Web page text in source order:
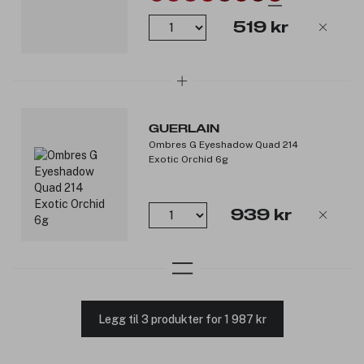
519 kr
GUERLAIN
Ombres G Eyeshadow Quad 214
Exotic Orchid 6g
939 kr
Legg til 3 produkter for 1 987 kr